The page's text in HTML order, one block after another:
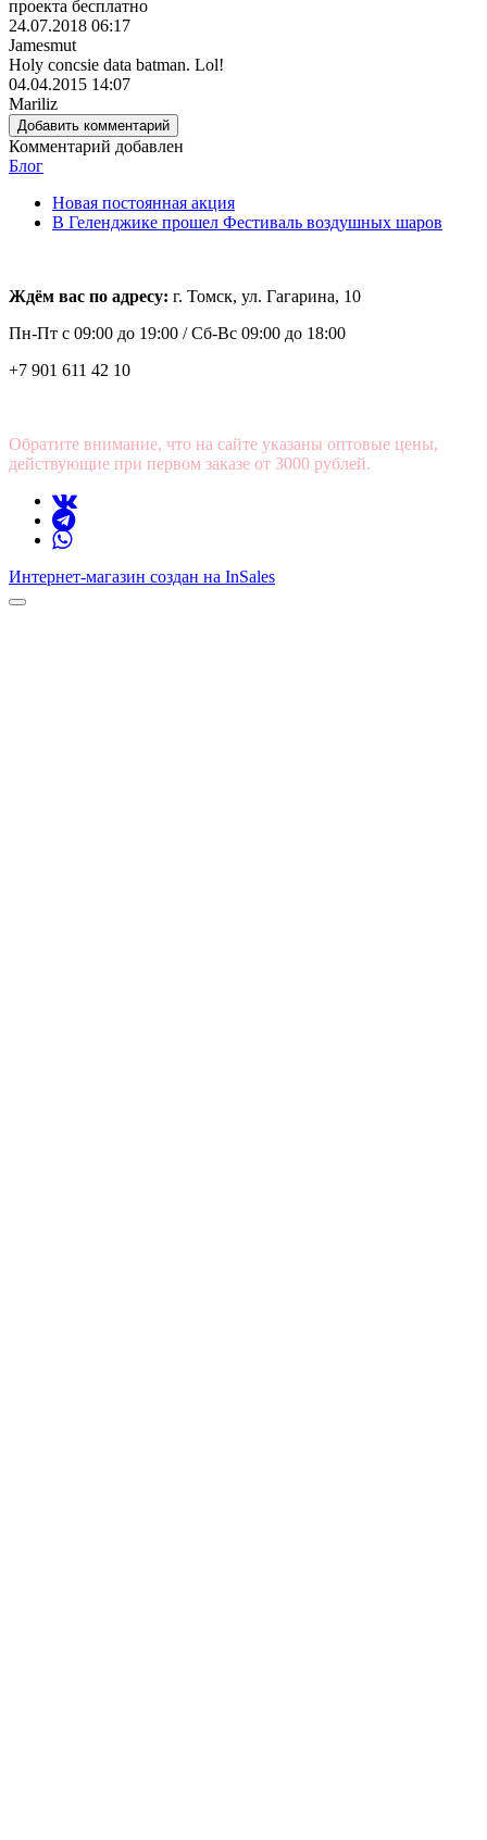
проекта бесплатно
24.07.2018 06:17
Jamesmut
Holy concsie data batman. Lol!
04.04.2015 14:07
Mariliz
Добавить комментарий
Комментарий добавлен
Блог
Новая постоянная акция
В Геленджике прошел Фестиваль воздушных шаров
Ждём вас по адресу: г. Томск, ул. Гагарина, 10
Пн-Пт с 09:00 до 19:00 /Сб-Вс 09:00 до 18:00
+7 901 611 42 10
Обратите внимание, что на сайте указаны оптовые цены,
действующие при первом заказе от 3000 рублей.
Интернет-магазин создан на InSales